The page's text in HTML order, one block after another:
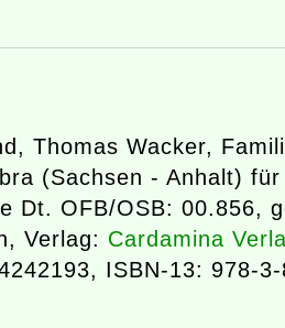
Thomas Wacker,
(Sachsen - Anhalt)
Dt. OFB/OSB: 00.856,
Verlag: Cardamina
ISBN-13: 978-